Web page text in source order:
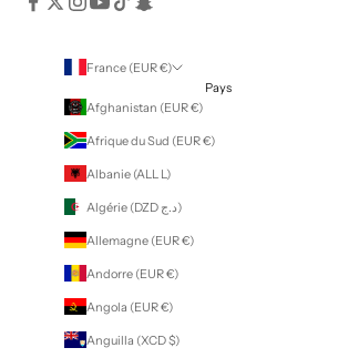
France (EUR €)
Pays
Afghanistan (EUR €)
Afrique du Sud (EUR €)
Albanie (ALL L)
Algérie (DZD د.ج)
Allemagne (EUR €)
Andorre (EUR €)
Angola (EUR €)
Anguilla (XCD $)